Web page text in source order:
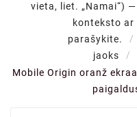
vieta, liet. „Namai“)
konteksto ar
parašykite.
jaoks
Mobile Origin oranž